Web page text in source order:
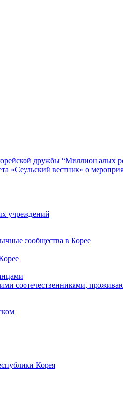
дружбы “Миллион алых
«Сеульский вестник» о
учреждений
сообщества в Корее
соотечественниками,
Корея